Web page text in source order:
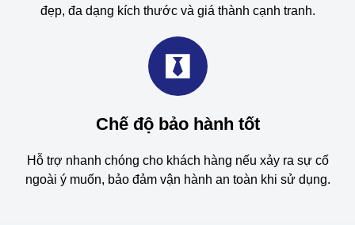
đẹp, đa dạng kích thước và giá thành cạnh tranh.
Chế độ bảo hành tốt
Hỗ trợ nhanh chóng cho khách hàng nếu xảy ra sự cố
ngoài ý muốn, bảo đảm vận hành an toàn khi sử dụng.